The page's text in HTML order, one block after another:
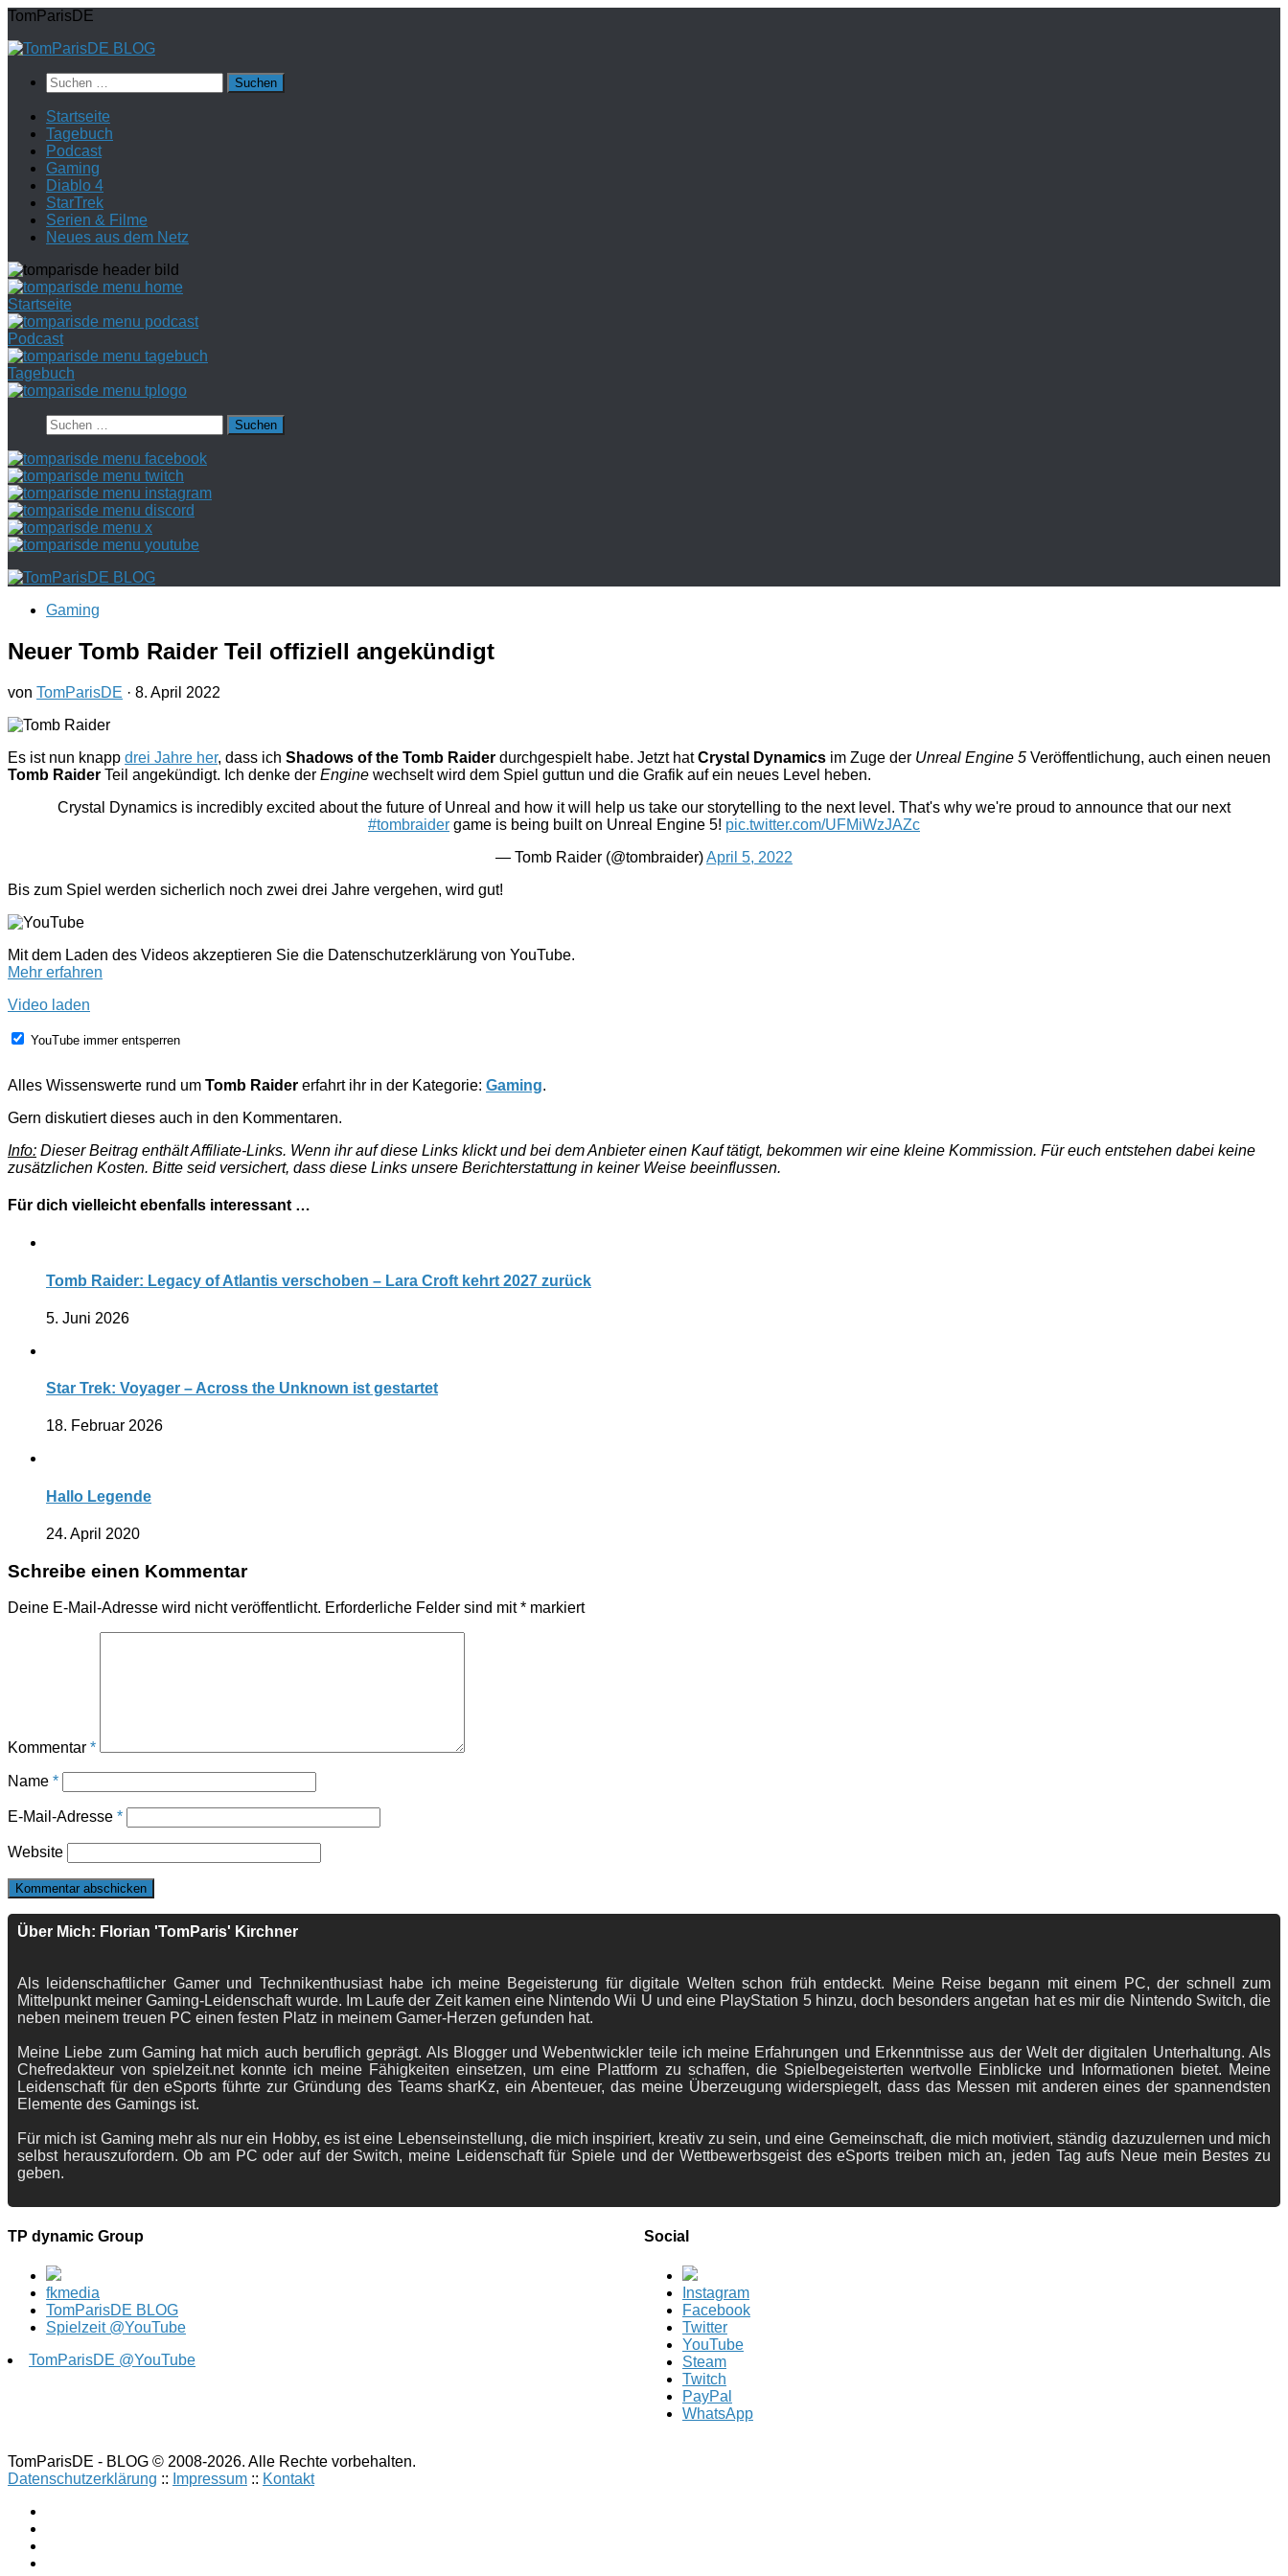
Zum
springen
TomParisDE
Suchen
nach:
Startseite
Tagebuch
Podcast
Gaming
Diablo 4
StarTrek
Serien & Filme
Neues aus dem Netz
Startseite
Podcast
Tagebuch
Suchen
nach:
Gaming
Neuer Tomb Raider Teil offiziell angekündigt
von TomParisDE · 8. April 2022
Es ist nun knapp drei Jahre her, dass ich Shadows of the Tomb Raider durchgespielt habe. Jetzt hatCrystal Dynamics im Zuge der Unreal Engine 5 Veröffentlichung, auch einen neuen
Tomb Raider Teil angekündigt. Ich denke der Engine wechselt wird dem Spiel guttun und die Grafik auf ein neues Level heben.
Crystal Dynamics is incredibly excited about the future of Unreal and how it will help us take our storytelling to the next level. That's why we're proud to announce that our next
#tombraider game is being built on Unreal Engine 5! pic.twitter.com/UFMiWzJAZc
— Tomb Raider (@tombraider)April 5, 2022
Bis zum Spiel werden sicherlich noch zwei drei Jahre vergehen, wird gut!
Mit dem Laden des Videos akzeptieren Sie die Datenschutzerklärung von YouTube.
Mehr erfahren
Video laden
YouTube immer entsperren
Alles Wissenswerte rund um Tomb Raider erfahrt ihr in der Kategorie: Gaming.
Gern diskutiert dieses auch in den Kommentaren.
Info: Dieser Beitrag enthält Affiliate-Links. Wenn ihr auf diese Links klickt und bei dem Anbieter einen Kauf tätigt, bekommen wir eine kleine Kommission. Für euch entstehen dabei keine
zusätzlichen Kosten. Bitte seid versichert, dass diese Links unsere Berichterstattung in keiner Weise beeinflussen.
Für dich vielleicht ebenfalls interessant …
Tomb Raider: Legacy of Atlantis verschoben – Lara Croft kehrt 2027 zurück
5. Juni 2026
Star Trek: Voyager – Across the Unknown ist gestartet
18. Februar 2026
Hallo Legende
24. April 2020
Schreibe einen Kommentar
Deine E-Mail-Adresse wird nicht veröffentlicht. Erforderliche Felder sind mit* markiert
Kommentar *
Name *
E-Mail-Adresse *
Website
Über Mich: Florian 'TomParis' Kirchner
Als leidenschaftlicher Gamer und Technikenthusiast habe ich meine Begeisterung für digitale Welten schon früh entdeckt. Meine Reise begann mit einem PC, der schnell zum
Mittelpunkt meiner Gaming-Leidenschaft wurde. Im Laufe der Zeit kamen eine Nintendo Wii U und eine PlayStation 5 hinzu, doch besonders angetan hat es mir die Nintendo Switch, die
neben meinem treuen PC einen festen Platz in meinem Gamer-Herzen gefunden hat.
Meine Liebe zum Gaming hat mich auch beruflich geprägt. Als Blogger und Webentwickler teile ich meine Erfahrungen und Erkenntnisse aus der Welt der digitalen Unterhaltung. Als
Chefredakteur von spielzeit.net konnte ich meine Fähigkeiten einsetzen, um eine Plattform zu schaffen, die Spielbegeisterten wertvolle Einblicke und Informationen bietet. Meine
Leidenschaft für den eSports führte zur Gründung des Teams sharKz, ein Abenteuer, das meine Überzeugung widerspiegelt, dass das Messen mit anderen eines der spannendsten
Elemente des Gamings ist.
Für mich ist Gaming mehr als nur ein Hobby, es ist eine Lebenseinstellung, die mich inspiriert, kreativ zu sein, und eine Gemeinschaft, die mich motiviert, ständig dazuzulernen und mich
selbst herauszufordern. Ob am PC oder auf der Switch, meine Leidenschaft für Spiele und der Wettbewerbsgeist des eSports treiben mich an, jeden Tag aufs Neue mein Bestes zu
geben.
TP dynamic Group
fkmedia
TomParisDE BLOG
Spielzeit @YouTube
TomParisDE @YouTube
Social
Instagram
Facebook
Twitter
YouTube
Steam
Twitch
PayPal
WhatsApp
TomParisDE - BLOG © 2008-2026. Alle Rechte vorbehalten.
Datenschutzerklärung :: Impressum :: Kontakt